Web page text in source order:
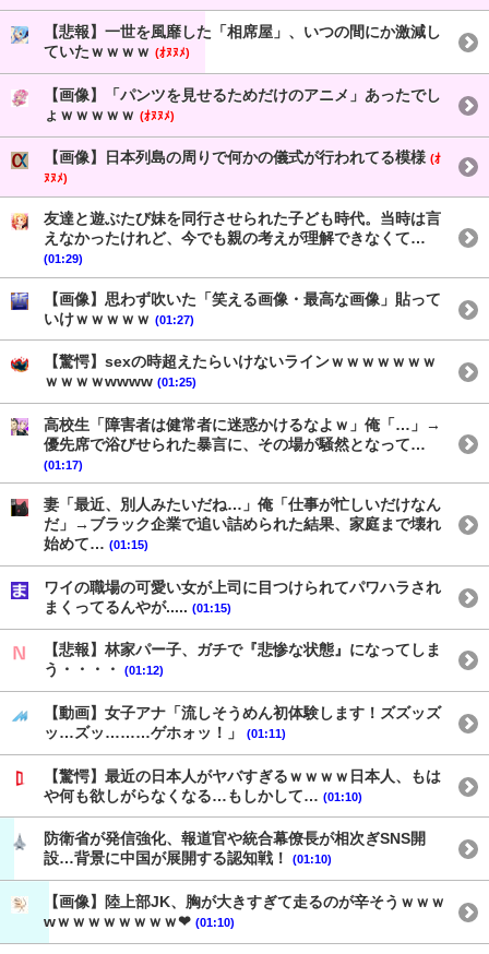
【悲報】一世を風靡した「相席屋」、いつの間にか激減し
ていたｗｗｗｗ (ｵﾇﾇﾒ)
【画像】「パンツを見せるためだけのアニメ」あったでし
ょｗｗｗｗｗ (ｵﾇﾇﾒ)
【画像】日本列島の周りで何かの儀式が行われてる模様 (ｵ
ﾇﾇﾒ)
友達と遊ぶたび妹を同行させられた子ども時代。当時は言
えなかったけれど、今でも親の考えが理解できなくて…
(01:29)
【画像】思わず吹いた「笑える画像・最高な画像」貼って
いけｗｗｗｗｗ (01:27)
【驚愕】sexの時超えたらいけないラインｗｗｗｗｗｗｗ
ｗｗｗｗwwww (01:25)
高校生「障害者は健常者に迷惑かけるなよｗ」俺「…」→
優先席で浴びせられた暴言に、その場が騒然となって…
(01:17)
妻「最近、別人みたいだね…」俺「仕事が忙しいだけなん
だ」→ブラック企業で追い詰められた結果、家庭まで壊れ
始めて… (01:15)
ワイの職場の可愛い女が上司に目つけられてパワハラされ
まくってるんやが..... (01:15)
【悲報】林家パー子、ガチで『悲惨な状態』になってしま
う・・・・
(01:12)
【動画】女子アナ「流しそうめん初体験します！ズズッズ
ッ…ズッ………ゲホォッ！」
(01:11)
【驚愕】最近の日本人がヤバすぎるｗｗｗｗ日本人、もは
や何も欲しがらなくなる…もしかして… (01:10)
防衛省が発信強化、報道官や統合幕僚長が相次ぎSNS開
設…背景に中国が展開する認知戦！
(01:10)
【画像】陸上部JK、胸が大きすぎて走るのが辛そうｗｗｗ
wｗｗｗｗｗｗｗｗ❤ (01:10)